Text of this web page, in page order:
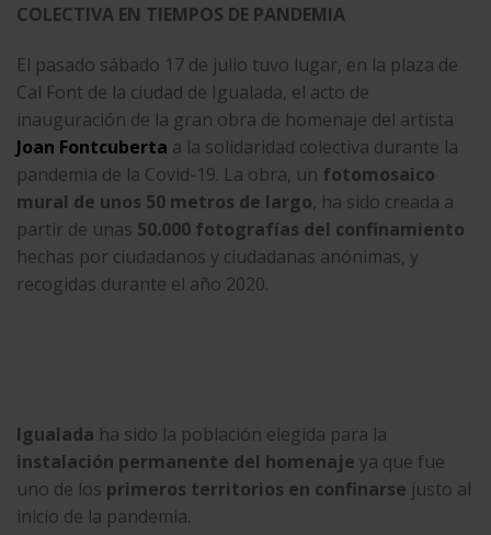
COLECTIVA EN TIEMPOS DE PANDEMIA
El pasado sábado 17 de julio tuvo lugar, en la plaza de
Cal Font de la ciudad de Igualada, el acto de
inauguración de la gran obra de homenaje del artista
Joan Fontcuberta a la solidaridad colectiva durante la
pandemia de la Covid-19. La obra, un fotomosaico
mural de unos 50 metros de largo, ha sido creada a
partir de unas 50.000 fotografías del confinamiento
hechas por ciudadanos y ciudadanas anónimas, y
recogidas durante el año 2020.
Igualada ha sido la población elegida para la
instalación permanente del homenaje ya que fue
uno de los primeros territorios en confinarse justo al
inicio de la pandemia.